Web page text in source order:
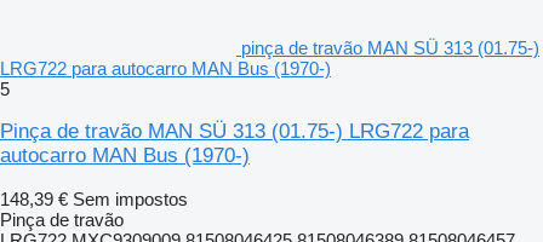
pinça de travão MAN SÜ 313 (01.75-)
LRG722 para autocarro MAN Bus (1970-)
5
Pinça de travão MAN SÜ 313 (01.75-) LRG722 para
autocarro MAN Bus (1970-)
148,39 € Sem impostos
Pinça de travão